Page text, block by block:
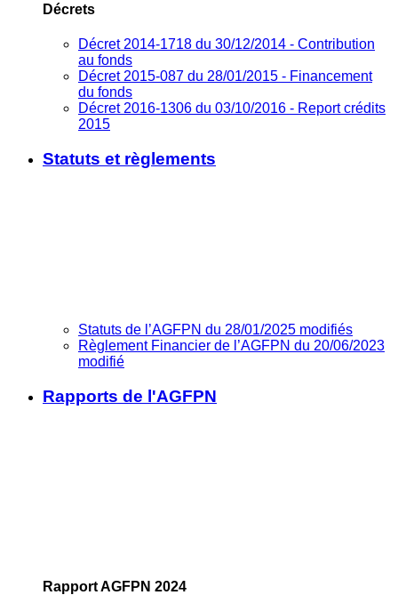
Décrets
Décret 2014-1718 du 30/12/2014 - Contribution
au fonds
Décret 2015-087 du 28/01/2015 - Financement
du fonds
Décret 2016-1306 du 03/10/2016 - Report crédits
2015
Statuts et règlements
Statuts de l’AGFPN du 28/01/2025 modifiés
Règlement Financier de l’AGFPN du 20/06/2023
modifié
Rapports de l'AGFPN
Rapport AGFPN 2024